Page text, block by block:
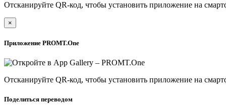
Отсканируйте QR-код, чтобы установить приложение на
×
Приложение PROMT.One
Отсканируйте QR-код, чтобы установить приложение на
Поделиться переводом